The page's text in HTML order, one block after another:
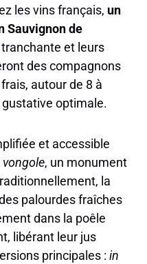
les vins français, un
Sauvignon de
et leurs
des compagnons
autour de 8 à
gustative optimale.
et accessible
, un monument
la
palourdes fraîches
dans la poêle
libérant leur jus
principales : in